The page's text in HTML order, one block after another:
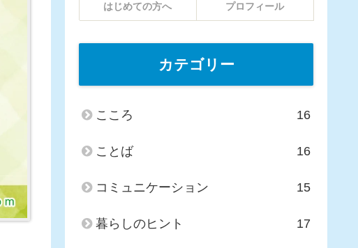
はじめての方へ プロフィール
カテゴリー
こころ 16
ことば 16
コミュニケーション 15
暮らしのヒント 17